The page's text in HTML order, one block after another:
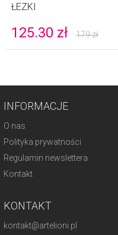
ŁEZKI
125.30 zł 179zł
INFORMACJE
O nas
Polityka prywatności
Regulamin newslettera
Kontakt
KONTAKT
kontakt@artelioni.pl